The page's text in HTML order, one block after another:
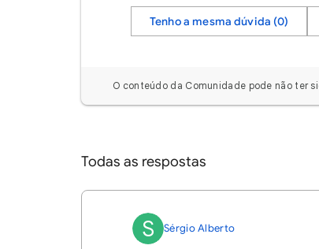
Tenho a mesma dúvida (0)
O conteúdo da Comunidade pode não ter
Todas as respostas
S Sérgio Alberto